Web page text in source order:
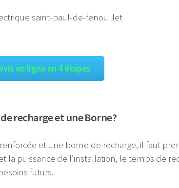
en ligne en 4 étapes
recharge et une Borne?
et une borne de recharge, il faut
la puissance de l’installation, le temps de
futurs.